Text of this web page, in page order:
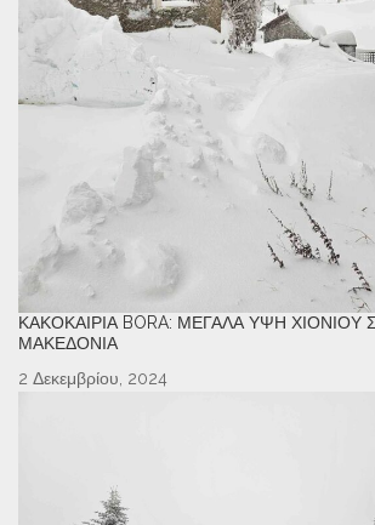
ΚΑΚΟΚΑΙΡΊΑ BORA: ΜΕΓΆΛΑ ΎΨΗ ΧΙΟΝΙΟΎ
ΜΑΚΕΔΟΝΊΑ
2 Δεκεμβρίου, 2024